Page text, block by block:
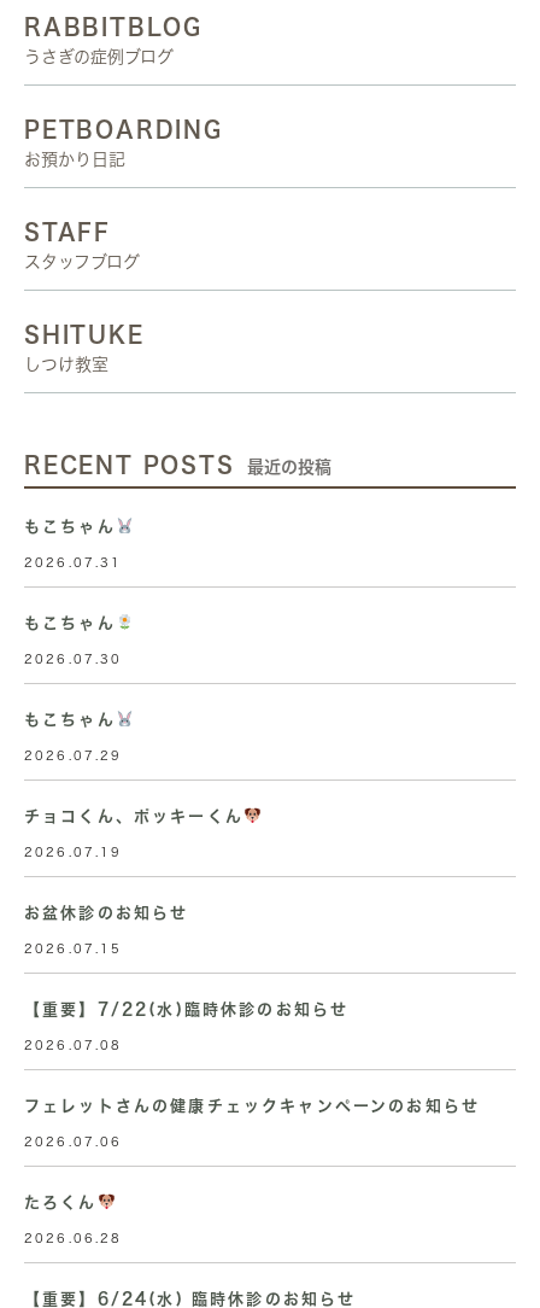
RABBITBLOG
うさぎの症例ブログ
PETBOARDING
お預かり日記
STAFF
スタッフブログ
SHITUKE
しつけ教室
RECENT POSTS 最近の投稿
もこちゃん
2026.07.31
もこちゃん
2026.07.30
もこちゃん
2026.07.29
チョコくん、ポッキーくん
2026.07.19
お盆休診のお知らせ
2026.07.15
【重要】7/22(水)臨時休診のお知らせ
2026.07.08
フェレットさんの健康チェックキャンペーンのお知らせ
2026.07.06
たろくん
2026.06.28
【重要】6/24(水) 臨時休診のお知らせ